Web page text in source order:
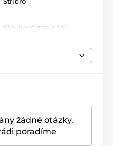
Kloubové zapínání
žádné otázky.
poradíme